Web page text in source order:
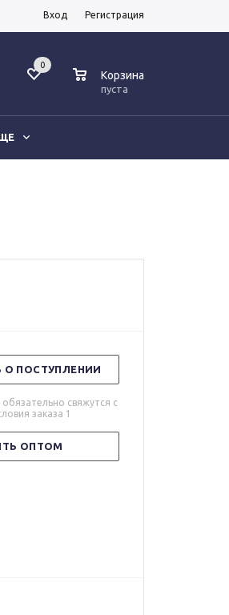
Вход Регистрация
0
Корзина
пуста
ПОСТУПЛЕНИИ
свяжутся с
заказа 1
ОПТОМ